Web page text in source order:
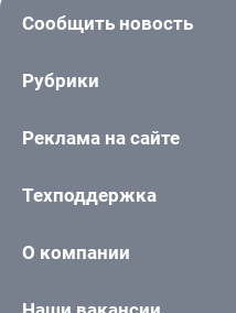
Сообщить новость
Рубрики
Реклама на сайте
Техподдержка
О компании